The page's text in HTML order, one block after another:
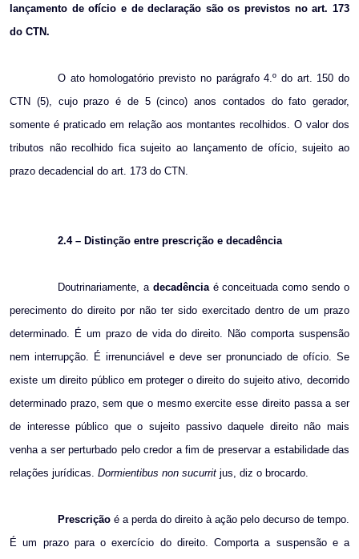
lançamento de ofício e de declaração são os previstos no art. 173
do CTN.
O ato homologatório previsto no parágrafo 4.º do art. 150 do
CTN (5), cujo prazo é de 5 (cinco) anos contados do fato gerador,
somente é praticado em relação aos montantes recolhidos. O valor dos
tributos não recolhido fica sujeito ao lançamento de ofício, sujeito ao
prazo decadencial do art. 173 do CTN.
2.4 – Distinção entre prescrição e decadência
Doutrinariamente, adecadênciaé conceituada como sendo o
perecimento do direito por não ter sido exercitado dentro de um prazo
determinado. É um prazo de vida do direito. Não comporta suspensão
nem interrupção. É irrenunciável e deve ser pronunciado de ofício. Se
existe um direito público em proteger o direito do sujeito ativo, decorrido
determinado prazo, sem que o mesmo exercite esse direito passa a ser
de interesse público que o sujeito passivo daquele direito não mais
venha a ser perturbado pelo credor a fim de preservar a estabilidade das
relações jurídicas. Dormientibus non sucurrit jus, diz o brocardo.
Prescrição é a perda do direito à ação pelo decurso de tempo.
É um prazo para o exercício do direito. Comporta a suspensão e a